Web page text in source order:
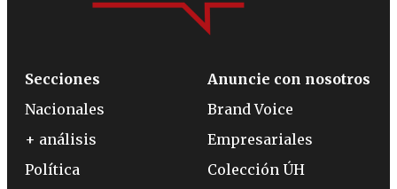
Secciones
Nacionales
+ análisis
Política
Anuncie con nosotros
Brand Voice
Empresariales
Colección ÚH